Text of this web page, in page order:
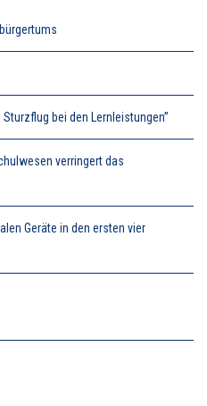
bei den Lernleistungen”
verringert das
Geräte in den ersten vier